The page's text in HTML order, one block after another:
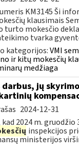
KM3145 Ši
klausimais
turto mokesčio
tvarka
kategorijos:VMI
ir kitų mokesčių
medžiaga
jų
2024-12-31
2024 m. gruodžio
inspekcijos
ministerijos